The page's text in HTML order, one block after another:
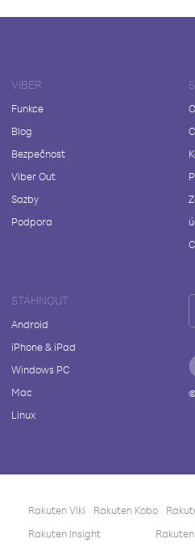
VIBER
Funkce
Blog
Bezpečnost
Viber Out
Sazby
Podpora
STÁHNOUT
Android
iPhone & iPad
Windows PC
Mac
Linux
©
Rakuten Viki Rakuten Kobo
Rakuten Insight